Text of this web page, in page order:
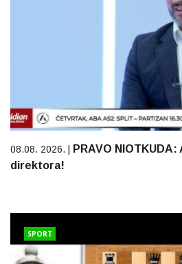
08.08. 2026. |
PRAVO
direktora!
SPORT